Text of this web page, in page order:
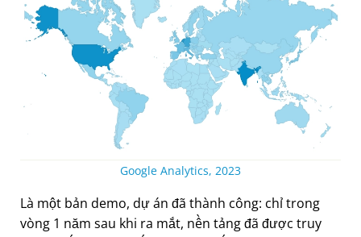
Google Analytics, 2023
Là một bản demo, dự án đã thành công: chỉ trong
vòng 1 năm sau khi ra mắt, nền tảng đã được truy